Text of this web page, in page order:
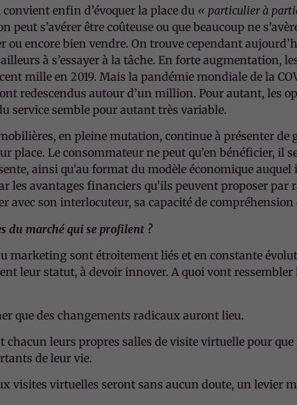
enfin d’évoquer la place du « particulier à
peut s’avérer être coûteuse ou que beaucoup ne
ou encore bien vendre. On trouve cependant
à s’essayer à la tâche. En forte augmentation,
mille en 2019. Mais la pandémie mondiale de la
redescendus autour d’un million. Pour autant, les
service semble pour autant très variable.
en pleine mutation, continue à présenter de
place. Le consommateur ne peut qu’en bénéficier, il
ainsi qu’au format du modèle économique
les avantages financiers qu’ils peuvent proposer
avec son interlocuteur, sa capacité de compréhension
du marché qui se profilent ?
marketing sont étroitement liés et en constante
leur statut, à devoir innover. A quoi vont
que des changements radicaux auront lieu.
chacun leurs propres salles de visite virtuelle pour
de leur vie.
visites virtuelles seront sans aucun doute, un levier
Ces cookies ne
sont pas
facultatifs. Ils
fonctionnement
du site Web.